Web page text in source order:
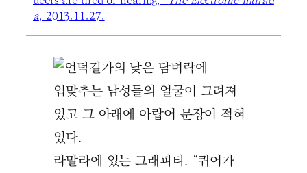
a, 2013.11.27.
라말라에 있는 그래피티. “퀴어가